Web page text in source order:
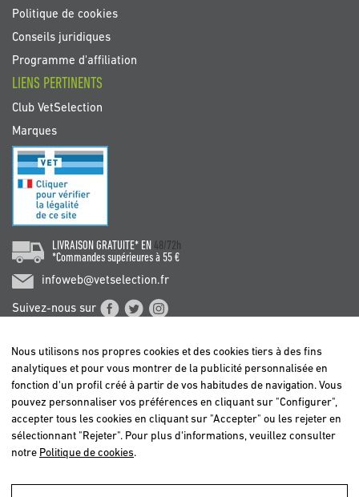
Politique de cookies
Conseils juridiques
Programme d'affiliation
LIENS PERTINENTS
Club VetSelection
Marques
LIVRAISON GRATUITE* EN 48/72h
*Commandes supérieures à 55 €
infoweb@vetselection.fr
Suivez-nous sur
BELGIË / BELGIQUE
DEUTSCHLAND
Nous utilisons nos propres cookies et des cookies tiers à des fins
analytiques et pour vous montrer de la publicité personnalisée en
fonction d'un profil créé à partir de vos habitudes de navigation. Vous
pouvez personnaliser vos préférences en cliquant sur "Configurer",
accepter tous les cookies en cliquant sur "Accepter" ou les rejeter en
sélectionnant "Rejeter". Pour plus d'informations, veuillez consulter
notre Politique de cookies.